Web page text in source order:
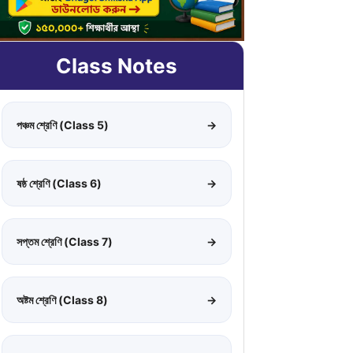
Class Notes
পঞ্চম শ্রেণি (Class 5) →
ষষ্ঠ শ্রেণি (Class 6) →
সপ্তম শ্রেণি (Class 7) →
অষ্টম শ্রেণি (Class 8) →